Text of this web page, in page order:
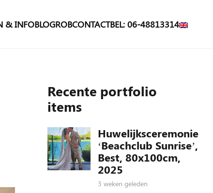
& INFOBLOGROBCONTACTBEL: 06-48813314
Recente portfolio
items
Huwelijksceremonie
‘Beachclub Sunrise’,
Best, 80x100cm,
2025
3 weken geleden